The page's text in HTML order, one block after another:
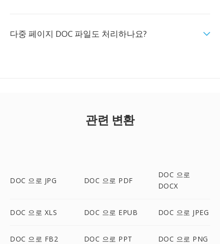
다중 페이지 DOC 파일도 처리하나요?
관련 변환
DOC 으로 JPG DOC 으로 PDF
DOC 으로
DOCX
DOC 으로 XLS DOC 으로 EPUB DOC 으로 JPEG
DOC 으로 FB2 DOC 으로 PPT DOC 으로 PNG